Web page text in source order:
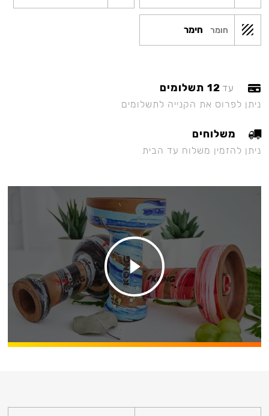
חומר חימר
עד 12 תשלומים
ניתן לפרוס את הקנייה לתשלומים
משלוחים
ניתן להזמין משלוח עד הבית